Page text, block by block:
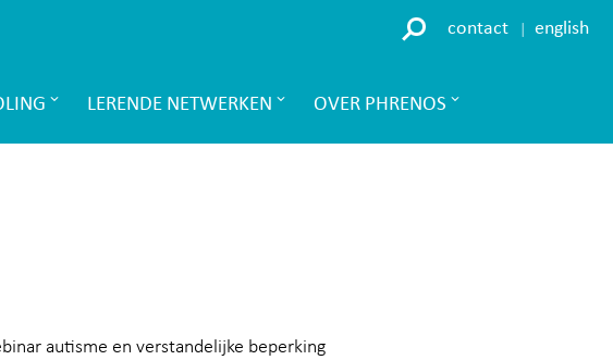
contact english
LERENDE NETWERKEN OVER PHRENOS
autisme en verstandelijke beperking